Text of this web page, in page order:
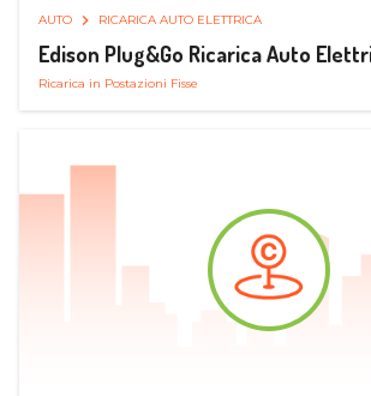
AUTO RICARICA AUTO ELETTRICA
Edison Plug&Go Ricarica Auto
Ricarica in Postazioni Fisse